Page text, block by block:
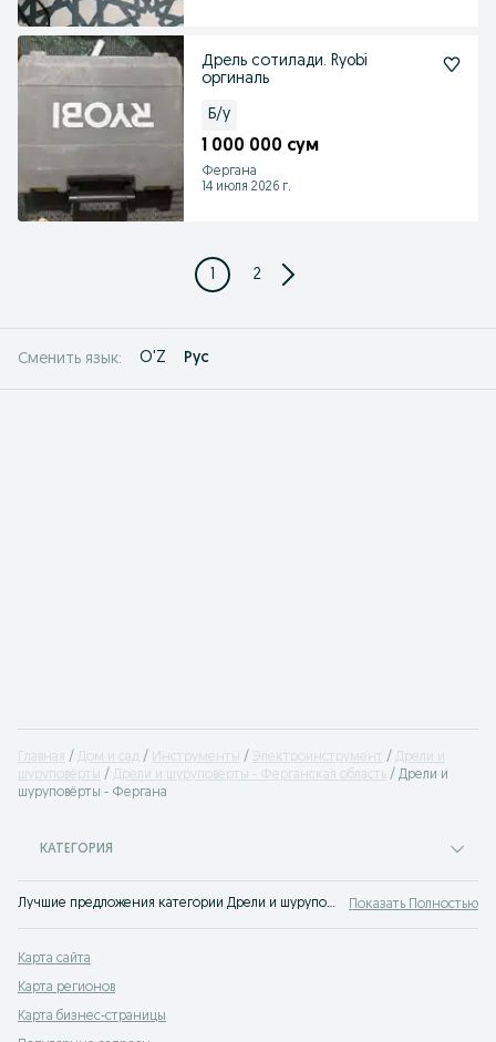
Дрель сотилади. Ryobi
оргиналь
Б/у
1 000 000 сум
Фергана
14 июля 2026 г.
1 2
Сменить язык: O'Z Рус
Главная Дом и сад Инструменты Электроинструмент
Дрели и
шуруповёрты
Дрели и шуруповёрты - Ферганская область
Дрели и
шуруповёрты - Фергана
КАТЕГОРИЯ
Лучшие предложения категории Дрели и шуруповёрты Фергана. Большой выбор товаров и услуг по выгодным ценам на OLX! Множество предложений на OLX.uz! Показать Полностью
Карта сайта
Карта регионов
Карта бизнес-страницы